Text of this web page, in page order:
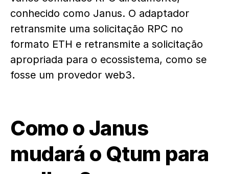
conhecido como Janus. O adaptador
retransmite uma solicitação RPC no
formato ETH e retransmite a solicitação
apropriada para o ecossistema, como se
fosse um provedor web3.
Como o Janus
mudará o Qtum para